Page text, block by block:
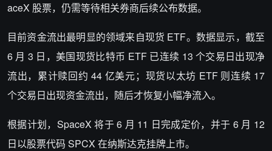
aceX 股票，仍需等待相关券商后续公布数据。
目前资金流出最明显的领域来自现货 ETF。数据显示，截至
6 月 3 日，美国现货比特币 ETF 已连续 13 个交易日出现净
流出，累计赎回约 44 亿美元；现货以太坊 ETF 则连续 17
个交易日出现资金流出，随后才恢复小幅净流入。
根据计划，SpaceX 将于 6 月 11 日完成定价，并于 6 月 12
日以股票代码 SPCX 在纳斯达克挂牌上市。